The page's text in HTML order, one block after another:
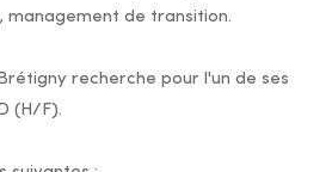
management de transition.
recherche pour l'un de ses
(H/F).